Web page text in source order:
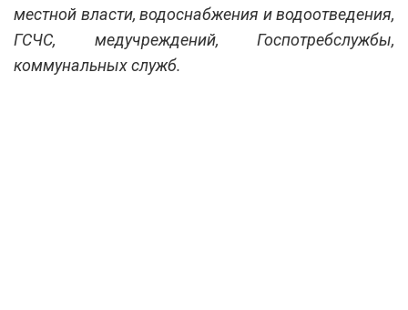
местной власти, водоснабжения и водоотведения,
ГСЧС, медучреждений, Госпотребслужбы,
коммунальных служб.